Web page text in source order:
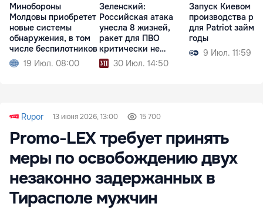
Минобороны
Молдовы приобретет
новые системы
обнаружения, в том
числе беспилотников
19 Июл. 08:00
Зеленский:
Российская атака
унесла 8 жизней,
ракет для ПВО
критически не
хватает
30 Июл. 14:50
Запуск Киевом
производства
для Patriot займет
годы
9 Июл. 11:59
Rupor 13 июня 2026, 13:00 15 700
Promo-LEX требует принять
меры по освобождению двух
незаконно задержанных в
Тирасполе мужчин